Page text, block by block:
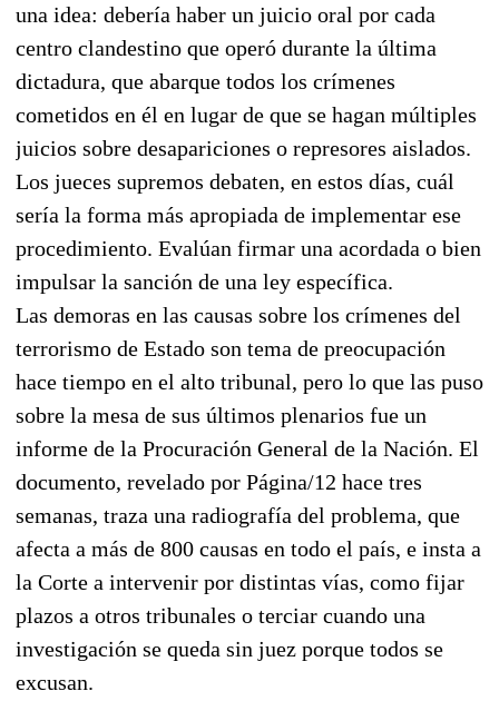
una idea: debería haber un juicio oral por cada
centro clandestino que operó durante la última
dictadura, que abarque todos los crímenes
cometidos en él en lugar de que se hagan múltiples
juicios sobre desapariciones o represores aislados.
Los jueces supremos debaten, en estos días, cuál
sería la forma más apropiada de implementar ese
procedimiento. Evalúan firmar una acordada o bien
impulsar la sanción de una ley específica.
Las demoras en las causas sobre los crímenes del
terrorismo de Estado son tema de preocupación
hace tiempo en el alto tribunal, pero lo que las puso
sobre la mesa de sus últimos plenarios fue un
informe de la Procuración General de la Nación. El
documento, revelado por Página/12 hace tres
semanas, traza una radiografía del problema, que
afecta a más de 800 causas en todo el país, e insta a
la Corte a intervenir por distintas vías, como fijar
plazos a otros tribunales o terciar cuando una
investigación se queda sin juez porque todos se
excusan.